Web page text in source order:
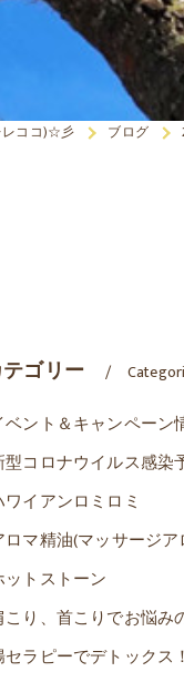
レココ)☆彡 ブログ
ゴリー
ベント＆キャンペーン
型コロナウイルス感染
ワイアンロミロミ
ロマ精油(マッサージ
ットストーン
こり、首こりでお悩み
セラピーでデトックス